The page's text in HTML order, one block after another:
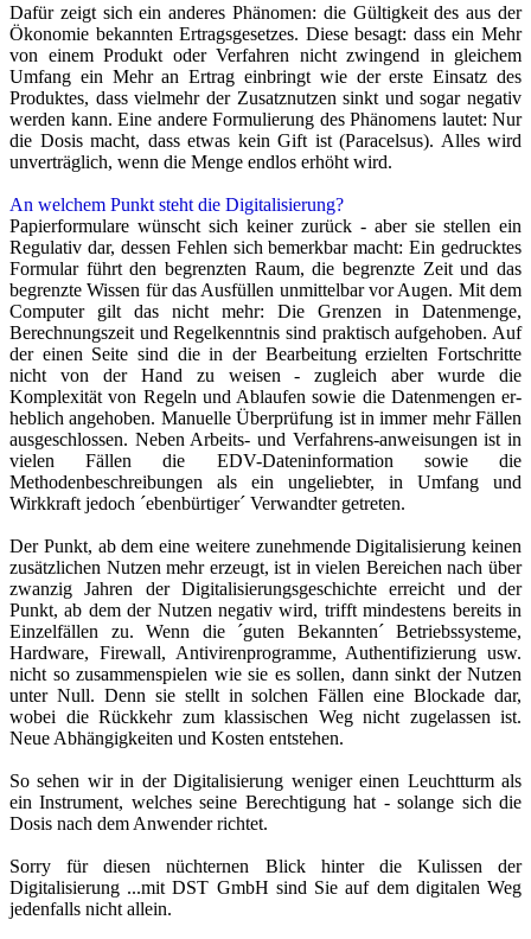
Dafür zeigt sich ein anderes Phänomen: die Gültigkeit des aus der
Ökonomie bekannten Ertragsgesetzes. Diese besagt: dass ein Mehr
von einem Produkt oder Verfahren nicht zwingend in gleichem
Umfang ein Mehr an Ertrag einbringt wie der erste Einsatz des
Produktes, dass vielmehr der Zusatznutzen sinkt und sogar negativ
werden kann. Eine andere Formulierung des Phänomens lautet: Nur
die Dosis macht, dass etwas kein Gift ist (Paracelsus). Alles wird
unverträglich, wenn die Menge endlos erhöht wird.
An welchem Punkt steht die Digitalisierung?
Papierformulare wünscht sich keiner zurück - aber sie stellen ein
Regulativ dar, dessen Fehlen sich bemerkbar macht: Ein gedrucktes
Formular führt den begrenzten Raum, die begrenzte Zeit und das
begrenzte Wissen für das Ausfüllen unmittelbar vor Augen. Mit dem
Computer gilt das nicht mehr: Die Grenzen in Datenmenge,
Berechnungszeit und Regelkenntnis sind praktisch aufgehoben. Auf
der einen Seite sind die in der Bearbeitung erzielten Fortschritte
nicht von der Hand zu weisen - zugleich aber wurde die
Komplexität von Regeln und Ablaufen sowie die Datenmengen er-
heblich angehoben. Manuelle Überprüfung ist in immer mehr Fällen
ausgeschlossen. Neben Arbeits- und Verfahrens-anweisungen ist in
vielen Fällen die EDV-Dateninformation sowie die
Methodenbeschreibungen als ein ungeliebter, in Umfang und
Wirkkraft jedoch ´ebenbürtiger´ Verwandter getreten.
Der Punkt, ab dem eine weitere zunehmende Digitalisierung keinen
zusätzlichen Nutzen mehr erzeugt, ist in vielen Bereichen nach über
zwanzig Jahren der Digitalisierungsgeschichte erreicht und der
Punkt, ab dem der Nutzen negativ wird, trifft mindestens bereits in
Einzelfällen zu. Wenn die ´guten Bekannten´ Betriebssysteme,
Hardware, Firewall, Antivirenprogramme, Authentifizierung usw.
nicht so zusammenspielen wie sie es sollen, dann sinkt der Nutzen
unter Null. Denn sie stellt in solchen Fällen eine Blockade dar,
wobei die Rückkehr zum klassischen Weg nicht zugelassen ist.
Neue Abhängigkeiten und Kosten entstehen.
So sehen wir in der Digitalisierung weniger einen Leuchtturm als
ein Instrument, welches seine Berechtigung hat - solange sich die
Dosis nach dem Anwender richtet.
Sorry für diesen nüchternen Blick hinter die Kulissen der
Digitalisierung ...mit DST GmbH sind Sie auf dem digitalen Weg
jedenfalls nicht allein.